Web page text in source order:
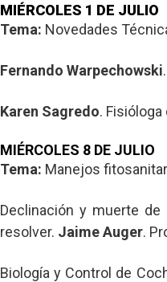
MIÉRCOLES 1 DE JULIO
Tema: Novedades
Fernando Warpechowski
Karen Sagredo. Fisióloga
MIÉRCOLES 8 DE JULIO
Tema: Manejos
Declinación y muerte
resolver. Jaime Auger.
Biología y Control de